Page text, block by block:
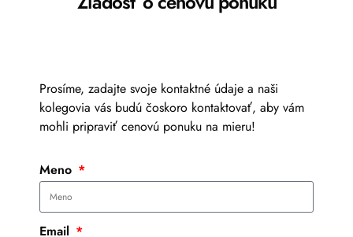
Prosíme, zadajte svoje kontaktné údaje a naši
kolegovia vás budú čoskoro kontaktovať, aby vám
mohli pripraviť cenovú ponuku na mieru!
Meno
Email